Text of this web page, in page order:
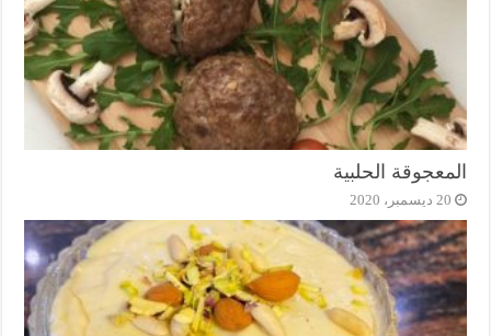
المعجوقة الحلبية
20 ديسمبر، 2020